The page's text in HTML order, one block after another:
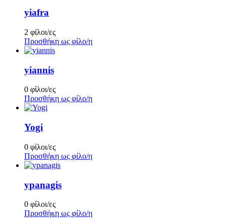
yiafra
2 φίλοι/ες
Προσθήκη ως φίλο/η
yiannis
0 φίλοι/ες
Προσθήκη ως φίλο/η
Yogi
0 φίλοι/ες
Προσθήκη ως φίλο/η
ypanagis
0 φίλοι/ες
Προσθήκη ως φίλο/η